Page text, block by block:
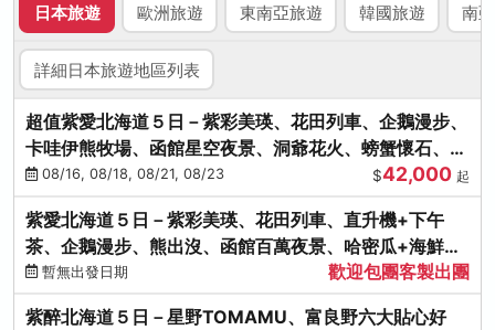
日本旅遊 歐洲旅遊 東南亞旅遊 韓國旅遊 南
詳細日本旅遊地區列表
超值紫愛北海道５日－紫彩美瑛、花田列車、企鵝漫步、
卡哇伊熊牧場、函館星空夜景、洞爺花火、螃蟹懷石、啤
酒暢飲
08/16, 08/18, 08/21, 08/23 $42,000 起
紫愛北海道５日－紫彩美瑛、花田列車、直升機+下午
茶、企鵝漫步、熊出沒、函館百萬夜景、哈密瓜+海鮮和
牛八大螃蟹吃到飽
暫無出發日期 歡迎包團客製出團
紫醉北海道５日－星野TOMAMU、富良野六大貼心好